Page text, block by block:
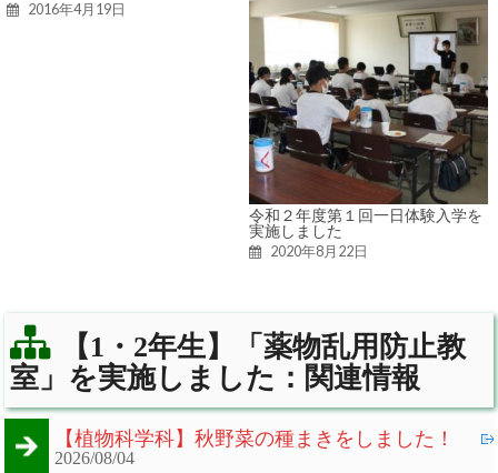
2016年4月19日
令和２年度第１回一日体験入学を
実施しました
2020年8月22日
【1・2年生】「薬物乱用防止教
室」を実施しました：関連情報
【植物科学科】秋野菜の種まきをしました！
2026/08/04